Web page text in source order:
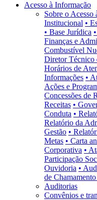
Acesso à Informação
Sobre o Acesso
Institucional •
• Base Jurídica
Finanças e
Combustível
Diretor Técnico
Horários de
Informações •
Ações e
Concessões de
Receitas •
Conduta •
Relatório da
Gestão •
Metas • Carta
Corporativa •
Participação
Ouvidoria •
de
Auditorias
Convênios e